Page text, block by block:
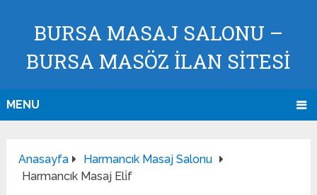
BURSA MASAJ SALONU –
BURSA MASÖZ İLAN SİTESİ
MENU
Anasayfa
Harmancık Masaj Salonu
Harmancık Masaj Eli̇f